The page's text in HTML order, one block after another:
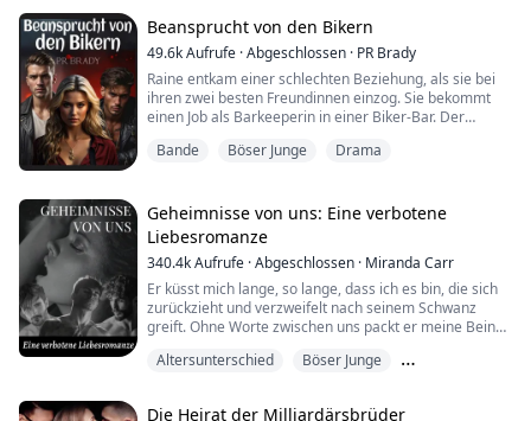
bis es nicht mehr ging. Sich ...
Beansprucht von den Bikern
49.6kAufrufe ·Abgeschlossen · PR Brady
Raine entkam einer schlechten Beziehung, als sie bei
ihren zwei besten Freundinnen einzog. Sie bekommt
einen Job als Barkeeperin in einer Biker-Bar. Der
Aber er ist kein Mann für nur eine Frau, und sie wird
der Club sie beschützen? Kim ist eine i...
Bande Böser Junge Drama
Geheimnisse von uns: Eine verbotene
Liebesromanze
340.4kAufrufe ·Abgeschlossen · Miranda Carr
Er küsst mich lange, so lange, dass ich es bin, die sich
zurückzieht und verzweifelt nach seinem Schwanz
greift. Ohne Worte zwischen uns packt er meine Beine,
Beine.
Altersunterschied
Böser Junge
Die Heirat der Milliardärsbrüder